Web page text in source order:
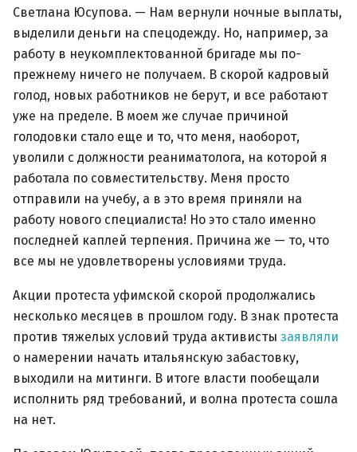
Светлана Юсупова. — Нам вернули ночные выплаты,
выделили деньги на спецодежду. Но, например, за
работу в неукомплектованной бригаде мы по-
прежнему ничего не получаем. В скорой кадровый
голод, новых работников не берут, и все работают
уже на пределе. В моем же случае причиной
голодовки стало еще и то, что меня, наоборот,
уволили с должности реаниматолога, на которой я
работала по совместительству. Меня просто
отправили на учебу, а в это время приняли на
работу нового специалиста! Но это стало именно
последней каплей терпения. Причина же — то, что
все мы не удовлетворены условиями труда.
Акции протеста уфимской скорой продолжались
несколько месяцев в прошлом году. В знак протеста
против тяжелых условий труда активисты заявляли
о намерении начать итальянскую забастовку,
выходили на митинги. В итоге власти пообещали
исполнить ряд требований, и волна протеста сошла
на нет.